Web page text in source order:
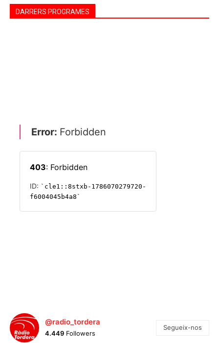
DARRERS PROGRAMES
@radio_tordera
4.449 Followers
Segueix-nos